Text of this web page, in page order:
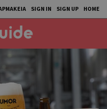
SIGN IN SIGN UP HOME